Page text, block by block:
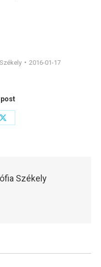
2016-01-17
Share
Székely